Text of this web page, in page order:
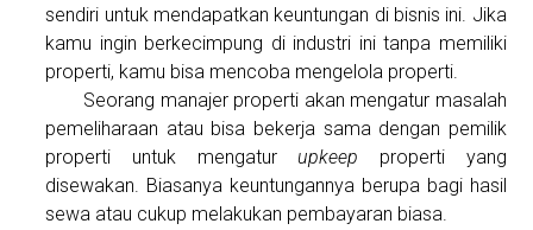
sendiri untuk mendapatkan keuntungan di bisnis ini. Jika
kamu ingin berkecimpung di industri ini tanpa memiliki
properti, kamu bisa mencoba mengelola properti.
Seorang manajer properti akan mengatur masalah
pemeliharaan atau bisa bekerja sama dengan pemilik
properti untuk mengaturupkeep properti yang
disewakan. Biasanya keuntungannya berupa bagi hasil
sewa atau cukup melakukan pembayaran biasa.